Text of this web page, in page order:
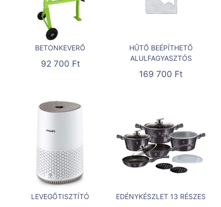
BETONKEVERŐ
92 700 Ft
HŰTŐ BEÉPÍTHETŐ
ALULFAGYASZTÓS
169 700 Ft
LEVEGŐTISZTÍTÓ EDÉNYKÉSZLET 13 RÉSZES